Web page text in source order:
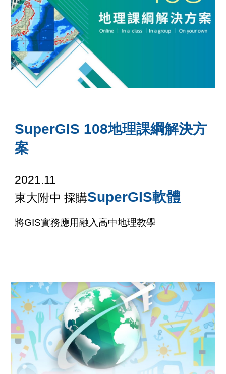
SuperGIS 108地理課綱解決方
案
2021.11
東大附中採購SuperGIS軟體
將GIS實務應用融入高中地理教學